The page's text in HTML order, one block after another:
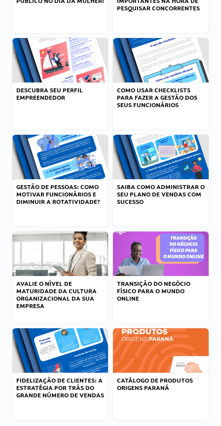
PESQUISAR CONCORRENTES
DESCUBRA SEU PERFIL
EMPREENDEDOR
COMO USAR CHECKLISTS
PARA FAZER A GESTÃO DOS
SEUS FUNCIONÁRIOS
GESTÃO DE PESSOAS: COMO
MOTIVAR FUNCIONÁRIOS E
DIMINUIR A ROTATIVIDADE?
SAIBA COMO ADMINISTRAR O
SEU PLANO DE VENDAS COM
SUCESSO
AVALIE O NÍVEL DE
MATURIDADE DA CULTURA
ORGANIZACIONAL DA SUA
EMPRESA
TRANSIÇÃO DO NEGÓCIO
FÍSICO PARA O MUNDO
ONLINE
FIDELIZAÇÃO DE CLIENTES: A
ESTRATÉGIA POR TRÁS DO
GRANDE NÚMERO DE VENDAS
CATÁLOGO DE PRODUTOS
ORIGENS PARANÁ